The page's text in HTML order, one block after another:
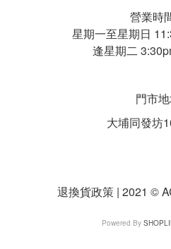
營業時
星期一至星期日
逢星期二
門市
大埔同發坊
退換貨政策 | 2021 ©
Powered By